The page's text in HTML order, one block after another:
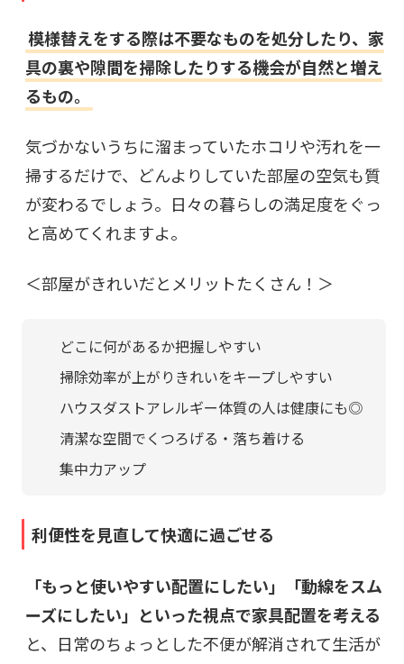
模様替えをする際は不要なものを処分したり、家
具の裏や隙間を掃除したりする機会が自然と増え
るもの。
気づかないうちに溜まっていたホコリや汚れを一
掃するだけで、どんよりしていた部屋の空気も質
が変わるでしょう。日々の暮らしの満足度をぐっ
と高めてくれますよ。
＜部屋がきれいだとメリットたくさん！＞
どこに何があるか把握しやすい
掃除効率が上がりきれいをキープしやすい
ハウスダストアレルギー体質の人は健康にも◎
清潔な空間でくつろげる・落ち着ける
集中力アップ
利便性を見直して快適に過ごせる
「もっと使いやすい配置にしたい」「動線をスム
ーズにしたい」といった視点で家具配置を考える
と、日常のちょっとした不便が解消されて生活が